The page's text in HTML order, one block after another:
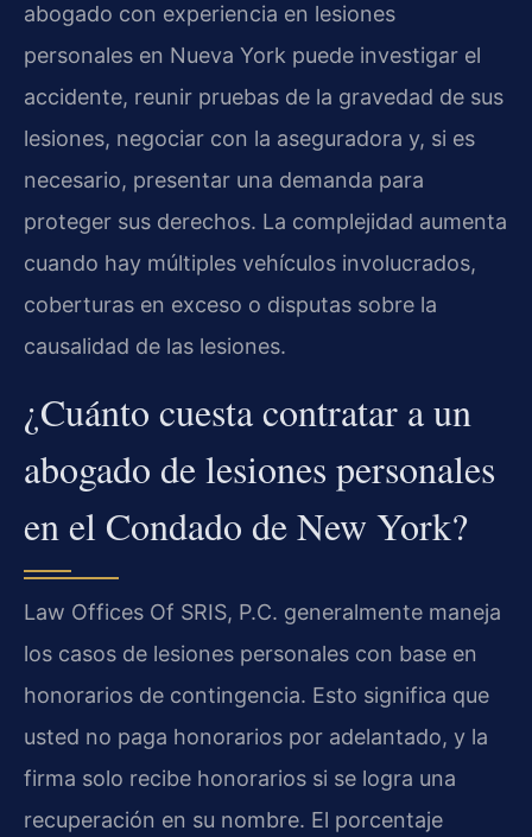
abogado con experiencia en lesiones
personales en Nueva York puede investigar el
accidente, reunir pruebas de la gravedad de sus
lesiones, negociar con la aseguradora y, si es
necesario, presentar una demanda para
proteger sus derechos. La complejidad aumenta
cuando hay múltiples vehículos involucrados,
coberturas en exceso o disputas sobre la
causalidad de las lesiones.
¿Cuánto cuesta contratar a un
abogado de lesiones personales
en el Condado de New York?
Law Offices Of SRIS, P.C. generalmente maneja
los casos de lesiones personales con base en
honorarios de contingencia. Esto significa que
usted no paga honorarios por adelantado, y la
firma solo recibe honorarios si se logra una
recuperación en su nombre. El porcentaje